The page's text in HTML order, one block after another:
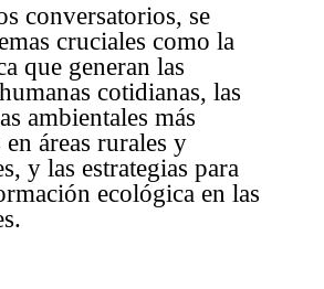
conversatorios, se
cruciales como la
que generan las
cotidianas, las
ambientales más
áreas rurales y
y las estrategias para
ecológica en las